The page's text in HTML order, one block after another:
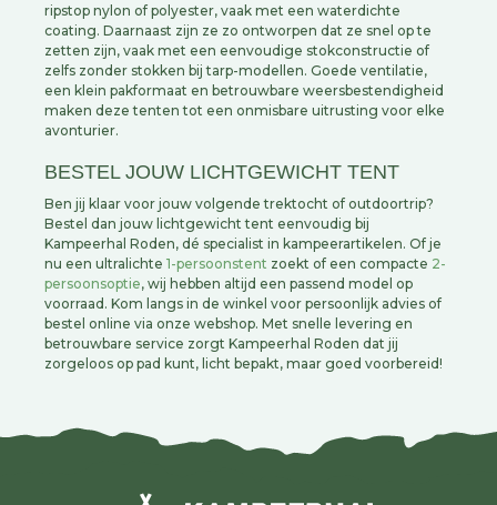
ripstop nylon of polyester, vaak met een waterdichte
coating. Daarnaast zijn ze zo ontworpen dat ze snel op te
zetten zijn, vaak met een eenvoudige stokconstructie of
zelfs zonder stokken bij tarp-modellen. Goede ventilatie,
een klein pakformaat en betrouwbare weersbestendigheid
maken deze tenten tot een onmisbare uitrusting voor elke
avonturier.
BESTEL JOUW LICHTGEWICHT TENT
Ben jij klaar voor jouw volgende trektocht of outdoortrip?
Bestel dan jouw lichtgewicht tent eenvoudig bij
Kampeerhal Roden, dé specialist in kampeerartikelen. Of je
nu een ultralichte 1-persoonstent zoekt of een compacte 2-
persoonsoptie, wij hebben altijd een passend model op
voorraad. Kom langs in de winkel voor persoonlijk advies of
bestel online via onze webshop. Met snelle levering en
betrouwbare service zorgt Kampeerhal Roden dat jij
zorgeloos op pad kunt, licht bepakt, maar goed voorbereid!